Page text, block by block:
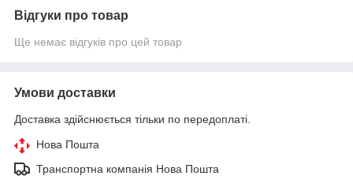
Відгуки про товар
Ще немає відгуків про цей товар
Умови доставки
Доставка здійснюється тільки по передоплаті.
Нова Пошта
Транспортна компанія Нова Пошта